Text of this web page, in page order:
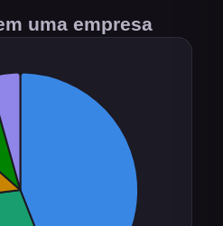
uma empresa